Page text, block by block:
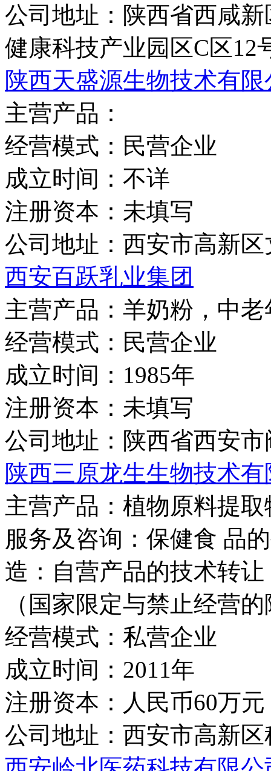
公司地址： 陕西省西咸
健康科技产业园区C区12
陕西天盛源生物技术有限
主营产品：
经营模式： 民营企业
成立时间： 不详
注册资本： 未填写
公司地址： 西安市高新区
西安百跃乳业集团
主营产品： 羊奶粉，中
经营模式： 民营企业
成立时间： 1985年
注册资本： 未填写
公司地址： 陕西省西安
陕西三原龙生生物技术
主营产品： 植物原料提
服务及咨询：保健食 品
造：自营产品的技术转
（国家限定与禁止经营
经营模式： 私营企业
成立时间： 2011年
注册资本： 人民币60万元
公司地址： 西安市高新